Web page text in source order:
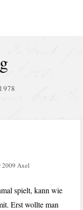
Axel
spielt, kann wie
Erst wollte man